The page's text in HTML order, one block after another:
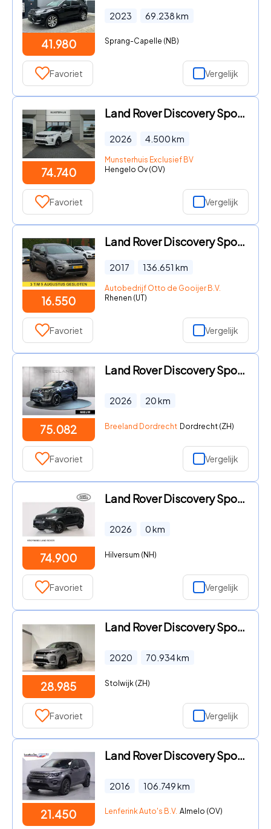
41.980
2023 69.238km
Sprang-Capelle (NB)
Favoriet Vergelijk
74.740
Land Rover Discovery Sport - P270e PHEV Business Landmark Edition | Voorstoelen/Achterban
2026 4.500km
Munsterhuis Exclusief BV
Hengelo Ov (OV)
Favoriet Vergelijk
16.550
Land Rover Discovery Sport - 2.0 TD4 HSE / Trekhaak / Panoramadak / Leder / 18'' / Keyles
2017 136.651 km
Autobedrijf Otto de Gooijer B.V.
Rhenen (UT)
Favoriet Vergelijk
75.082
Land Rover Discovery Sport - P270e Business Landmark Edition | TREKHAAK
2026 20km
Breeland Dordrecht Dordrecht (ZH)
Favoriet Vergelijk
74.900
Land Rover Discovery Sport - 1.5 P270e PHEV Business Landmark Edition | Trekhaak | Panora
2026 0km
Hilversum (NH)
Favoriet Vergelijk
28.985
Land Rover Discovery Sport - R DYNAMIC|PANO|LANE ASSIST|MEMORY
2020 70.934km
Stolwijk (ZH)
Favoriet Vergelijk
21.450
Land Rover Discovery Sport - 2.0 TD4 150 pk Grijs Kenteken 2-Zits Navi, Camera, Leder Zwa
2016 106.749km
Lenferink Auto's B.V. Almelo (OV)